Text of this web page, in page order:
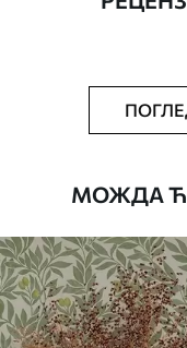
Финисхинг
МОЖДА